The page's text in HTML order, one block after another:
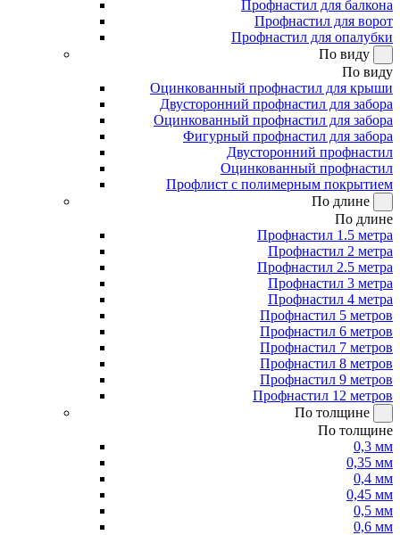
Профнастил для балкона
Профнастил для ворот
Профнастил для опалубки
По виду
По виду
Оцинкованный профнастил для крыши
Двусторонний профнастил для забора
Оцинкованный профнастил для забора
Фигурный профнастил для забора
Двусторонний профнастил
Оцинкованный профнастил
Профлист с полимерным покрытием
По длине
По длине
Профнастил 1.5 метра
Профнастил 2 метра
Профнастил 2.5 метра
Профнастил 3 метра
Профнастил 4 метра
Профнастил 5 метров
Профнастил 6 метров
Профнастил 7 метров
Профнастил 8 метров
Профнастил 9 метров
Профнастил 12 метров
По толщине
По толщине
0,3 мм
0,35 мм
0,4 мм
0,45 мм
0,5 мм
0,6 мм